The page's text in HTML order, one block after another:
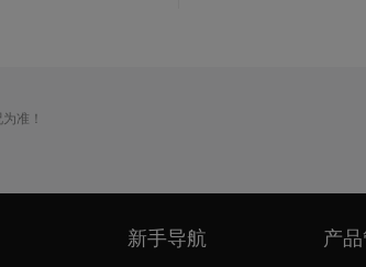
准！
新手导航 产